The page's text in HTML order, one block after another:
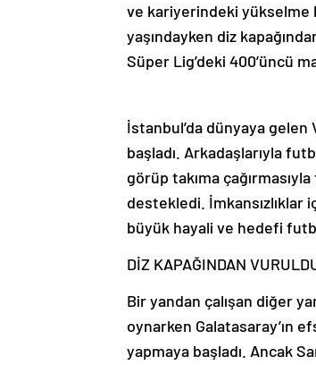
ve kariyerindeki yükselme
yaşındayken diz
Süper Lig’deki 400’üncü
İstanbul’da dünyaya gelen
başladı. Arkadaşlarıyla
görüp takıma
destekledi.
büyük hayali ve hedefi
DİZ KAPAĞINDAN
Bir yandan çalışan diğer
oynarken Galatasaray’ın
yapmaya başladı. Ancak